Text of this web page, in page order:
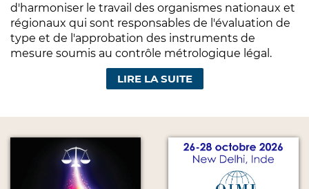
d'harmoniser le travail des organismes nationaux et
régionaux qui sont responsables de l'évaluation de
type et de l'approbation des instruments de
mesure soumis au contrôle métrologique légal.
LIRE LA SUITE